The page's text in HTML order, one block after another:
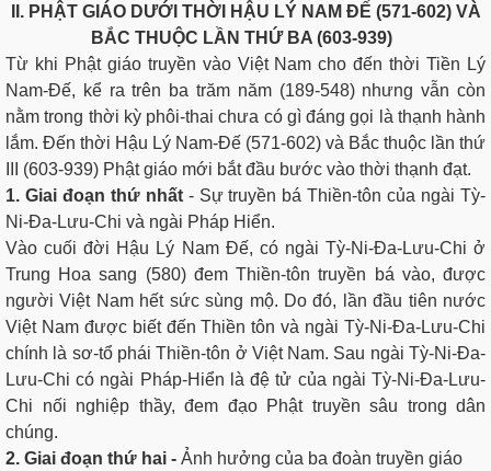
II. PHẬT GIÁO DƯỚI THỜI HẬU LÝ NAM ÐẾ (571-602) VÀ
BẮC THUỘC LẦN THỨ BA (603-939)
Từ khi Phật giáo truyền vào Việt Nam cho đến thời Tiền Lý
Nam-Ðế, kể ra trên ba trăm năm (189-548) nhưng vẫn còn
nằm trong thời kỳ phôi-thai chưa có gì đáng gọi là thạnh hành
lắm. Ðến thời Hậu Lý Nam-Ðế (571-602) và Bắc thuộc lần thứ
III (603-939) Phật giáo mới bắt đầu bước vào thời thạnh đạt.
1. Giai đoạn thứ nhất- Sự truyền bá Thiền-tôn của ngài Tỳ-
Ni-Ða-Lưu-Chi và ngài Pháp Hiển.
Vào cuối đời Hậu Lý Nam Đế, có ngài Tỳ-Ni-Ða-Lưu-Chi ở
Trung Hoa sang (580) đem Thiền-tôn truyền bá vào, được
người Việt Nam hết sức sùng mộ. Do đó, lần đầu tiên nước
Việt Nam được biết đến Thiền tôn và ngài Tỳ-Ni-Ða-Lưu-Chi
chính là sơ-tổ phái Thiền-tôn ở Việt Nam. Sau ngài Tỳ-Ni-Ða-
Lưu-Chi có ngài Pháp-Hiển là đệ tử của ngài Tỳ-Ni-Ða-Lưu-
Chi nối nghiệp thầy, đem đạo Phật truyền sâu trong dân
chúng.
2. Giai đoạn thứ hai - Ảnh hưởng của ba đoàn truyền giáo